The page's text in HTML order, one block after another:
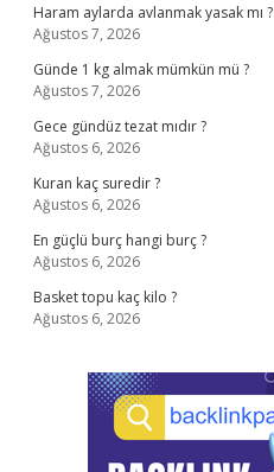
Haram aylarda avlanmak yasak mı ?
Ağustos 7, 2026
Günde 1 kg almak mümkün mü ?
Ağustos 7, 2026
Gece gündüz tezat mıdır ?
Ağustos 6, 2026
Kuran kaç suredir ?
Ağustos 6, 2026
En güçlü burç hangi burç ?
Ağustos 6, 2026
Basket topu kaç kilo ?
Ağustos 6, 2026